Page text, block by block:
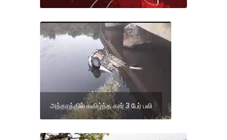
அந்தரத்தில் கவிழ்ந்த கார் 3 பேர் பலி